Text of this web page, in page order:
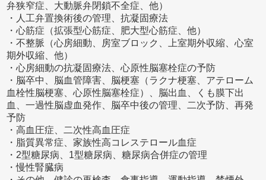
弁狭窄症、大動脈弁閉鎖不全症、他）
・人工弁置換術後の管理、抗凝固療法
・心筋症（拡張型心筋症、肥大型心筋症、他）
・不整脈（心房細動、房室ブロック、上室期外収縮、心室
期外収縮、他）
・心房細動の抗凝固療法、心原性脳塞栓症の予防
・脳卒中、脳血管障害、脳梗塞（ラクナ梗塞、アテローム
血栓性脳梗塞、心原性脳塞栓症）、脳出血、くも膜下出
血、一過性脳虚血発作、脳卒中後の管理、二次予防、再発
予防
・高血圧症、二次性高血圧症
・脂質異常症、家族性高コレステロール血症
・2型糖尿病、1型糖尿病、糖尿病合併症の管理
・慢性腎臓病